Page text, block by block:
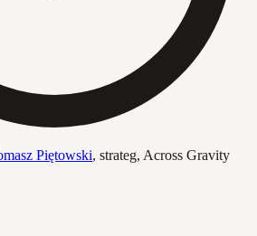
Piętowski, strateg, Across Gravity